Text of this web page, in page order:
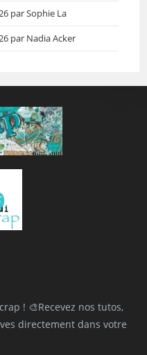
par Sophie La
par Nadia Acker
! 🎨Recevez nos tutos,
directement dans votre